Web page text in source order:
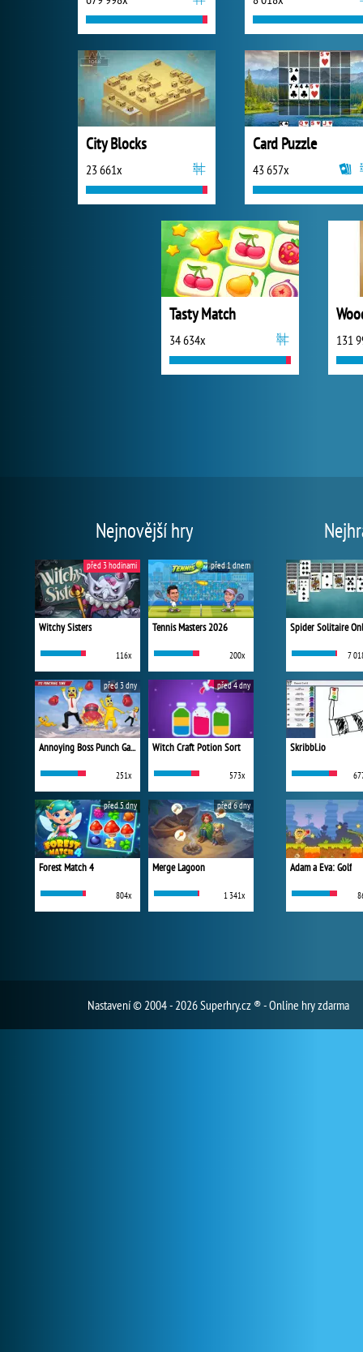
City Blocks
23 661x
Card Puzzle
43 657x
Tasty Match
34 634x 131
Nejnovější hry
Witchy Sisters
116x
před 3 hodinami
Tennis Masters 2026
200x
před 1 dnem
Annoying Boss Punch Game
251x
před 3 dny
Witch Craft Potion Sort
573x
před 4 dny
Forest Match 4
804x
před 5 dny
Merge Lagoon
1 341x
před 6 dny
Spider Solitaire
7
Skribbl.io
Adam a Eva: Golf
Nastavení© 2004 - 2026 Superhry.cz ® - Online hry zdarma